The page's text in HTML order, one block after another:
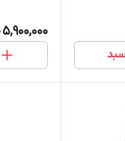
5,900,000